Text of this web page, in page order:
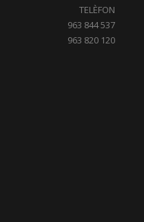
TELÈFON
963 844 537
963 820 120